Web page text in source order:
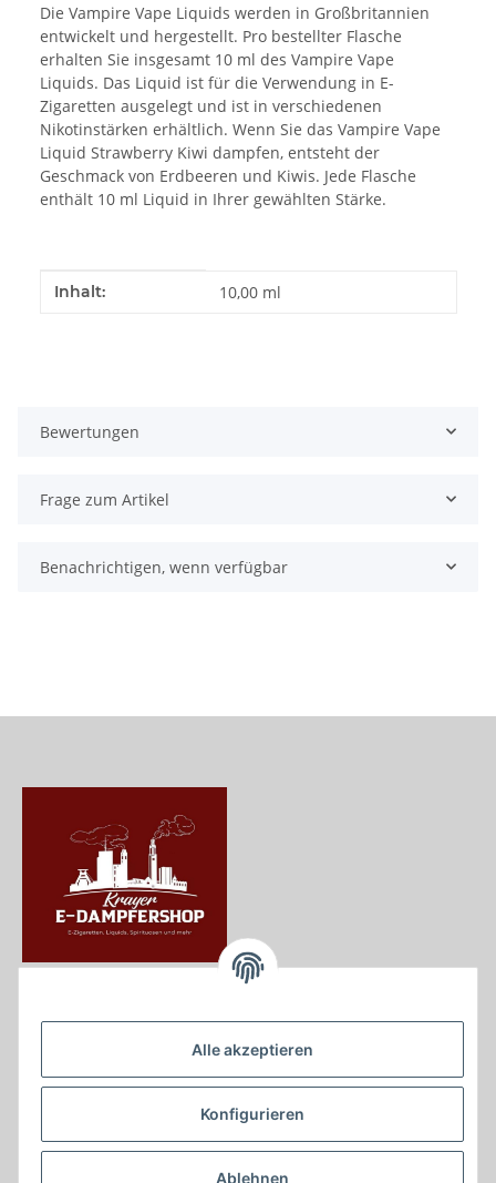
Alle akzeptieren
Konfigurieren
Ablehnen
Die Vampire Vape Liquids werden in Großbritannien
entwickelt und hergestellt. Pro bestellter Flasche
erhalten Sie insgesamt 10 ml des Vampire Vape
Liquids. Das Liquid ist für die Verwendung in E-
Zigaretten ausgelegt und ist in verschiedenen
Nikotinstärken erhältlich. Wenn Sie das Vampire Vape
Liquid Strawberry Kiwi dampfen, entsteht der
Geschmack von Erdbeeren und Kiwis. Jede Flasche
enthält 10 ml Liquid in Ihrer gewählten Stärke.
Produkteigenschaft
Wert
Inhalt: 10,00 ml
Bewertungen
Frage zum Artikel
Benachrichtigen, wenn verfügbar
Krayerstraße 249
Tel.:0201555402
info@krayer-edampfer-shop.de
Gesetzliche Informationen